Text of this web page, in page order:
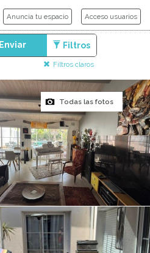
Anuncia tu espacio Acceso usuarios
Enviar Filtros
Filtros claros
Todas las fotos